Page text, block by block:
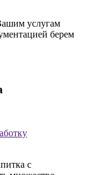
услугам
берем
с